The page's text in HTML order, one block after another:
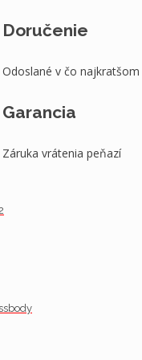
Doručenie
Odoslané v čo najkratšom
Garancia
Záruka vrátenia peňazí